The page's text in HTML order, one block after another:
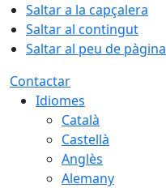
Saltar a la capçalera
Saltar al contingut
Saltar al peu de pàgina
Contactar
Idiomes
Català
Castellà
Anglès
Alemany